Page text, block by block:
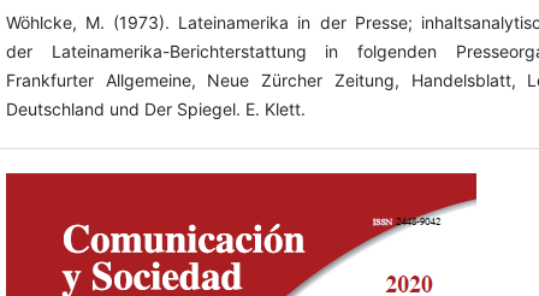
Wöhlcke, M. (1973). Lateinamerika in der Presse;
der Lateinamerika-Berichterstattung in folgenden
Frankfurter Allgemeine, Neue Zürcher Zeitung, Handelsblatt,
Deutschland und Der Spiegel. E. Klett.